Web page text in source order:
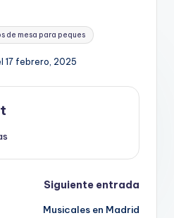
de mesa para peques
17 febrero, 2025
Siguiente entrada
Musicales en Madrid